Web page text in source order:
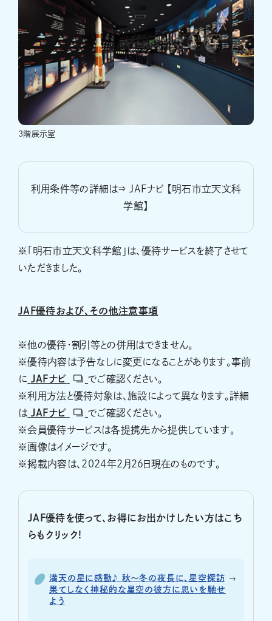
3階展示室
利用条件等の詳細は⇒ JAFナビ 【明石市立天文科
学館】
※「明石市立天文科学館」は、優待サービスを終了させて
いただきました。
JAF優待および、その他注意事項
※他の優待・割引等との併用はできません。
※優待内容は予告なしに変更になることがあります。事前
に
JAFナビ
でご確認ください。
※利用方法と優待対象は、施設によって異なります。詳細
は JAFナビ
でご確認ください。
※会員優待サービスは各提携先から提供しています。
※画像はイメージです。
※掲載内容は、2024年2月26日現在のものです。
JAF優待を使って、お得にお出かけしたい方はこち
らもクリック!
満天の星に感動♪ 秋～冬の夜長に、星空探訪
果てしなく神秘的な星空の彼方に思いを馳せ
よう